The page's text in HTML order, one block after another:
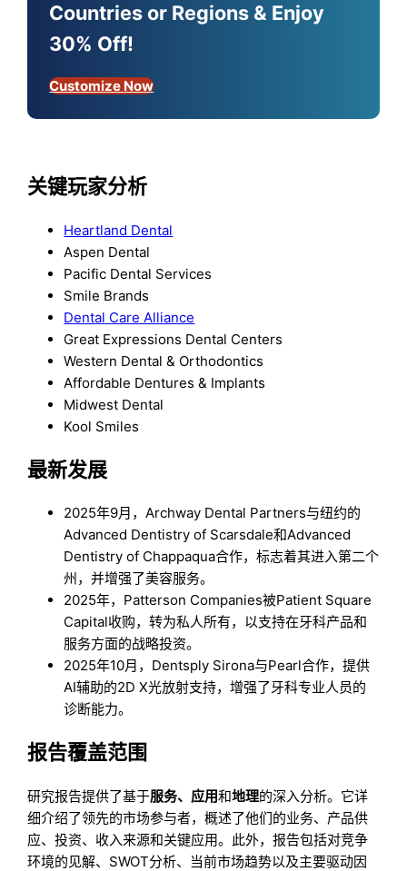
Countries or Regions & Enjoy
30% Off!
Customize Now
关键玩家分析
Heartland Dental
Aspen Dental
Pacific Dental Services
Smile Brands
Dental Care Alliance
Great Expressions Dental Centers
Western Dental & Orthodontics
Affordable Dentures & Implants
Midwest Dental
Kool Smiles
最新发展
2025年9月，Archway Dental Partners与纽约的
Advanced Dentistry of Scarsdale和Advanced
Dentistry of Chappaqua合作，标志着其进入第二个
州，并增强了美容服务。
2025年，Patterson Companies被Patient Square
Capital收购，转为私人所有，以支持在牙科产品和
服务方面的战略投资。
2025年10月，Dentsply Sirona与Pearl合作，提供
AI辅助的2D X光放射支持，增强了牙科专业人员的
诊断能力。
报告覆盖范围
研究报告提供了基于服务、应用和地理的深入分析。它详
细介绍了领先的市场参与者，概述了他们的业务、产品供
应、投资、收入来源和关键应用。此外，报告包括对竞争
环境的见解、SWOT分析、当前市场趋势以及主要驱动因